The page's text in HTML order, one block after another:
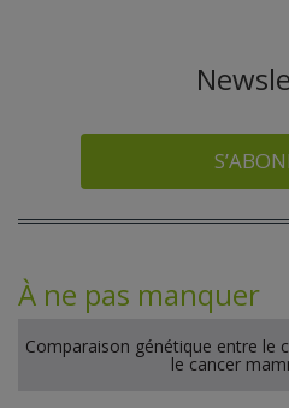
À ne pas manquer
Comparaison génétique entre le
le cancer